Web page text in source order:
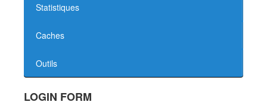
Statistiques
Caches
Outils
LOGIN FORM